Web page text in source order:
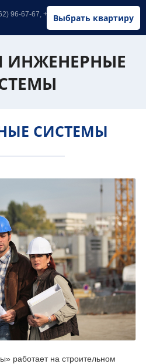
Выбрать квартиру
96-67-67, +7 (902) 326-67-67
СИСТЕМЫ
работает на строительном